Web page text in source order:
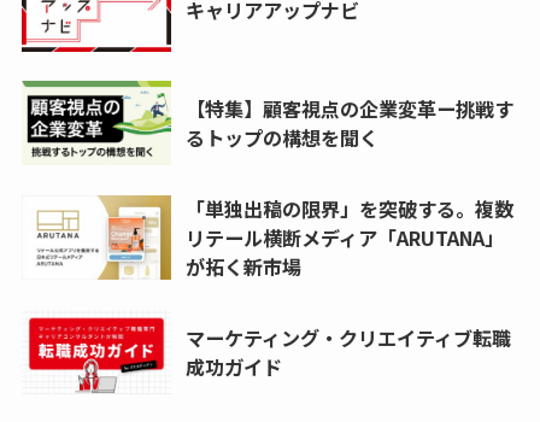
キャリアアップナビ
【特集】顧客視点の企業変革ー挑戦す
るトップの構想を聞く
「単独出稿の限界」を突破する。複数
リテール横断メディア「ARUTANA」
が拓く新市場
マーケティング・クリエイティブ転職
成功ガイド